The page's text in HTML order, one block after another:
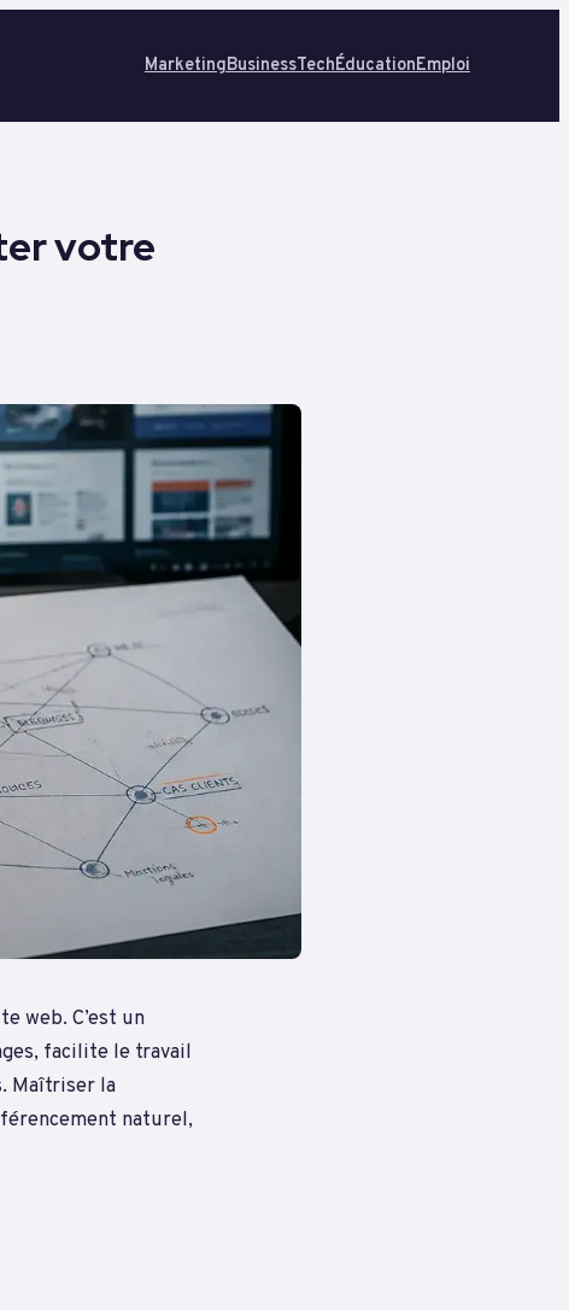
MarketingBusinessTechÉducationEmploi
votre
web. C’est un
facilite le travail
Maîtriser la
naturel,